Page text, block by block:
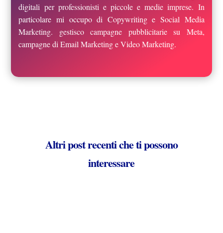
digitali per professionisti e piccole e medie imprese. In
particolare mi occupo di Copywriting e Social Media
Marketing. gestisco campagne pubblicitarie su Meta,
campagne di Email Marketing e Video Marketing.
Altri post recenti che ti possono
interessare